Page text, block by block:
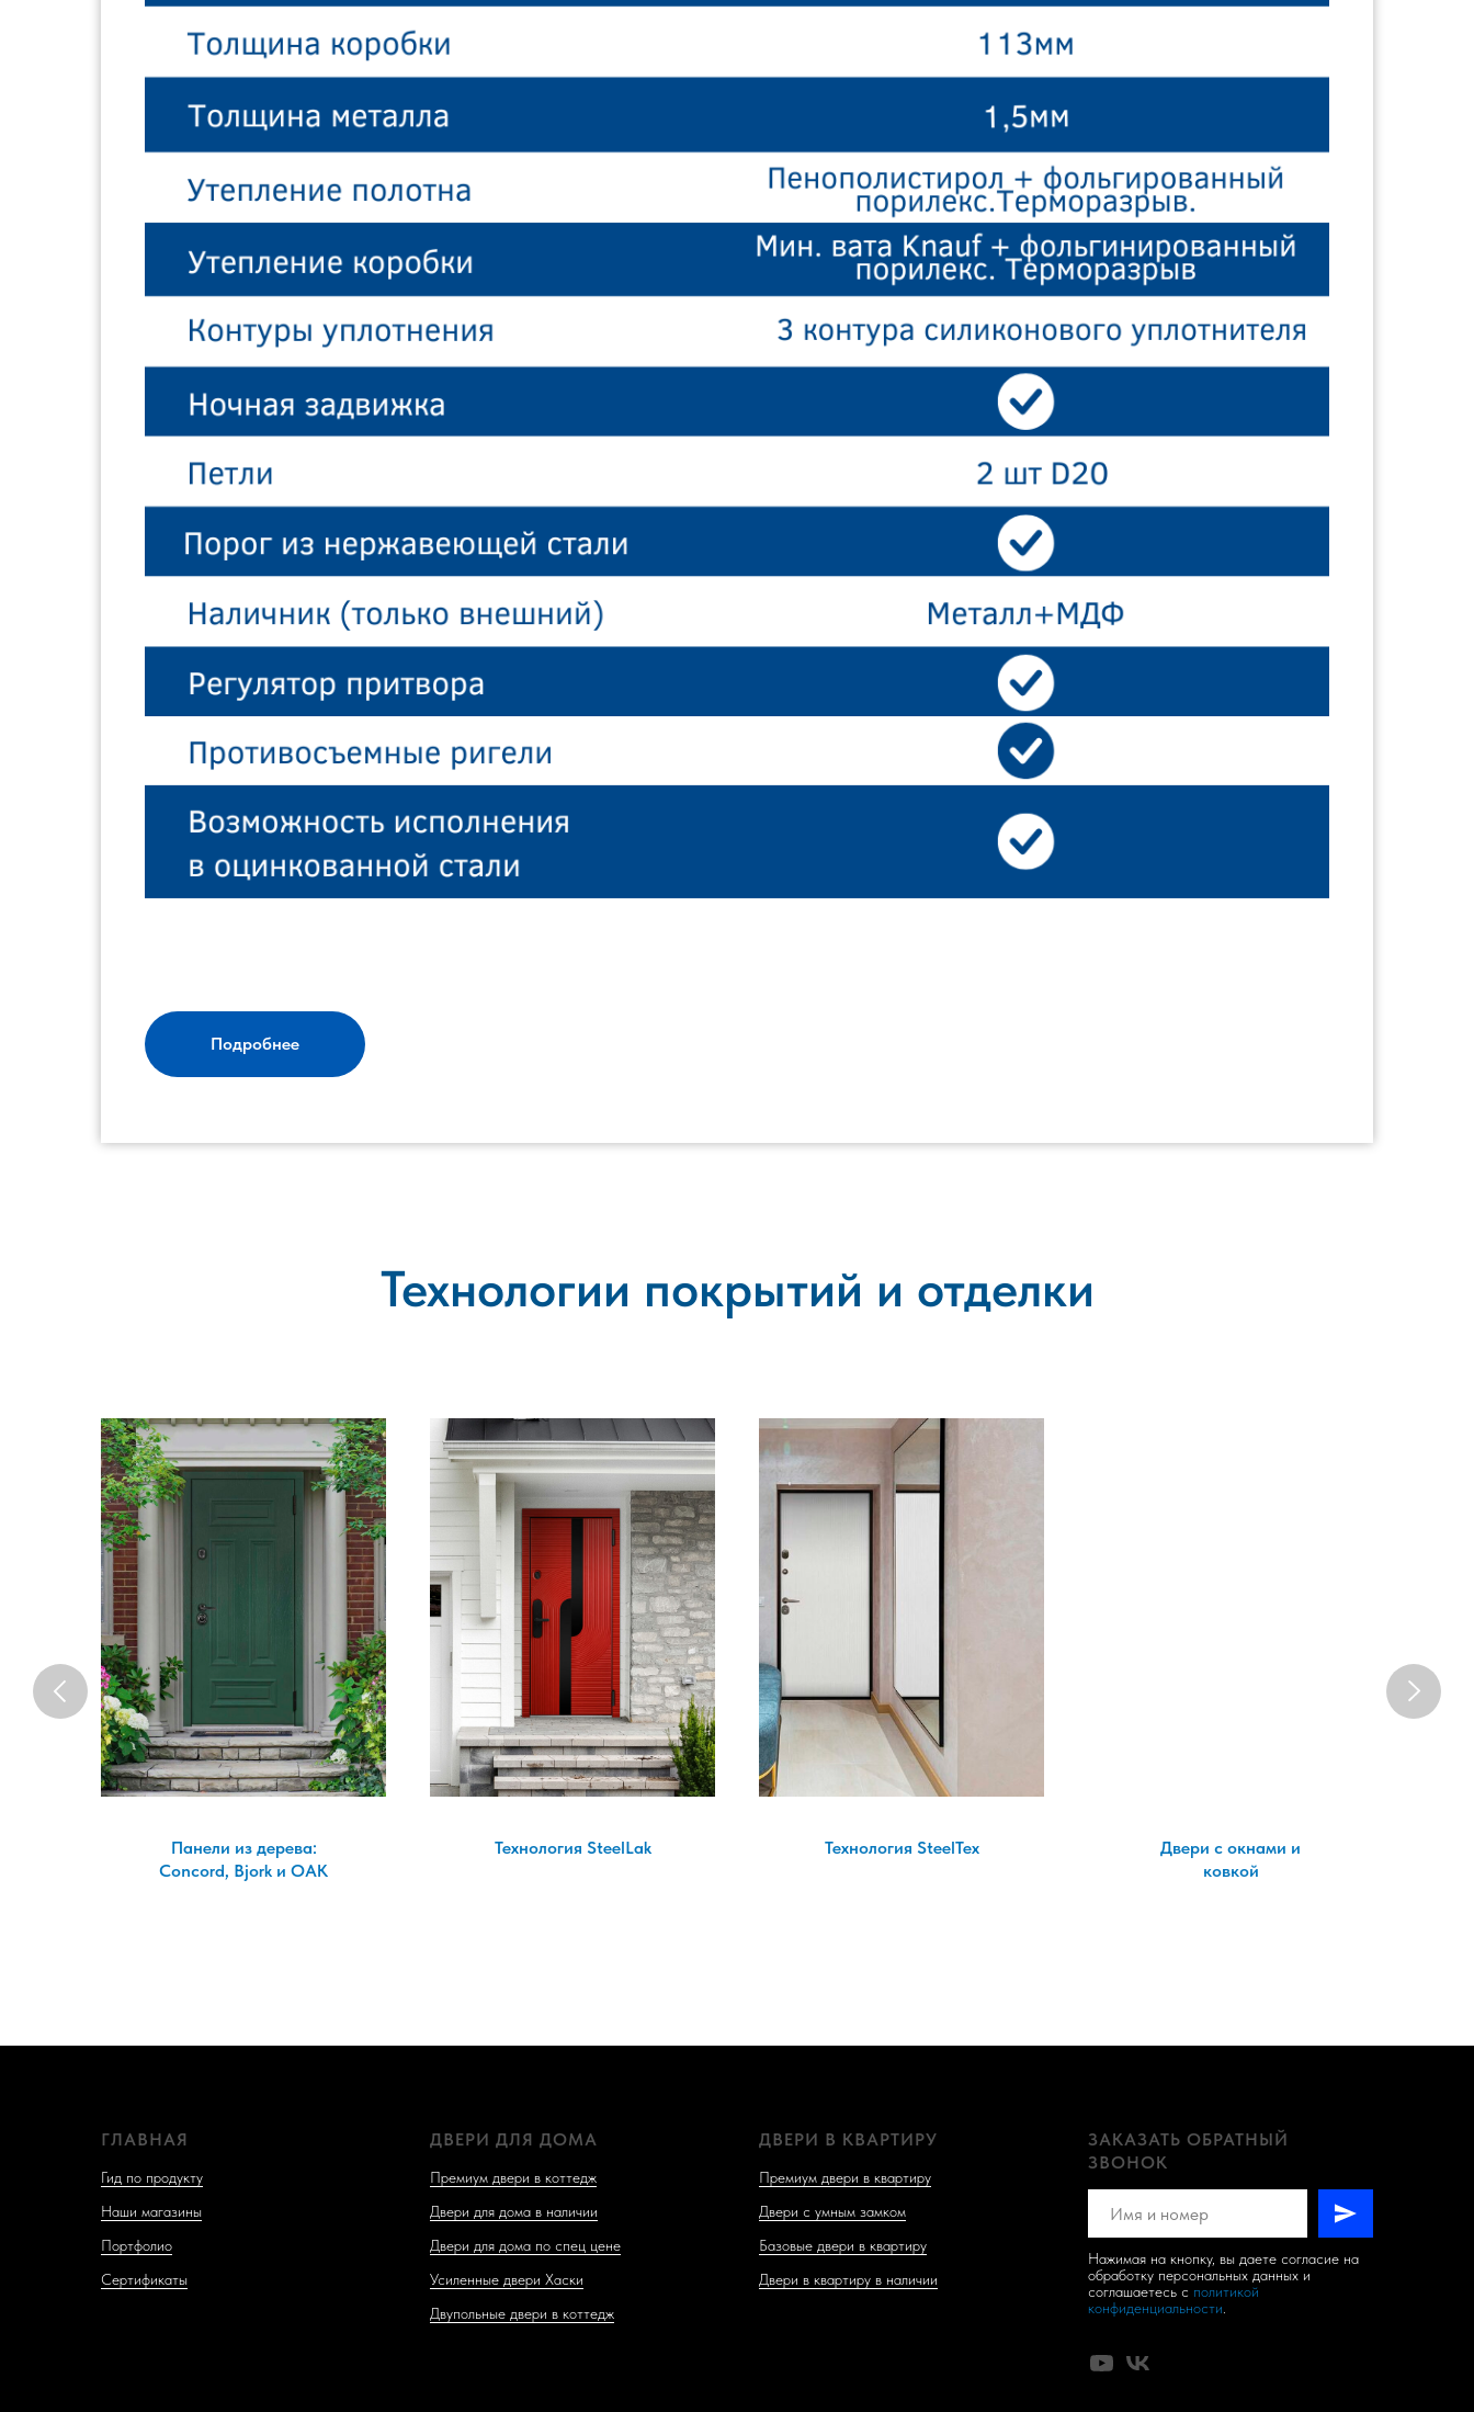
Подробнее
Технологии покрытий и отделки
Панели из дерева:
Concord, Bjork и OAK
Технология SteelLak Технология SteelTex
Двери с окнами и
ковкой
ГЛАВНАЯ
Гид по продукту
Наши магазины
Портфолио
Сертификаты
ДВЕРИ ДЛЯ ДОМА
Премиум двери в коттедж
Двери для дома в наличии
Двери для дома по спец цене
Усиленные двери Хаски
Двупольные двери в коттедж
ДВЕРИ В КВАРТИРУ
Премиум двери в квартиру
Двери с умным замком
Базовые двери в квартиру
Двери в квартиру в наличии
ЗАКАЗАТЬ ОБРАТНЫЙ
ЗВОНОК
Нажимая на кнопку, вы даете согласие на
обработку персональных данных и
соглашаетесь c политикой
конфиденциальности.